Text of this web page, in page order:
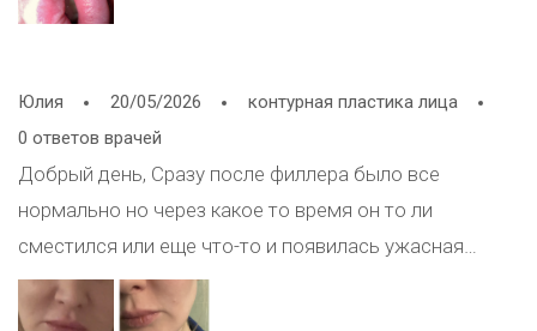
Юлия 20/05/2026
контурная пластика лица
0 ответов врачей
Добрый день, Сразу после филлера было все
нормально но через какое то время он то ли
сместился или еще что-то и появилась ужасная
складка от нижнего уголка рта с одной стороны где
было залито большее количество ,это из-за